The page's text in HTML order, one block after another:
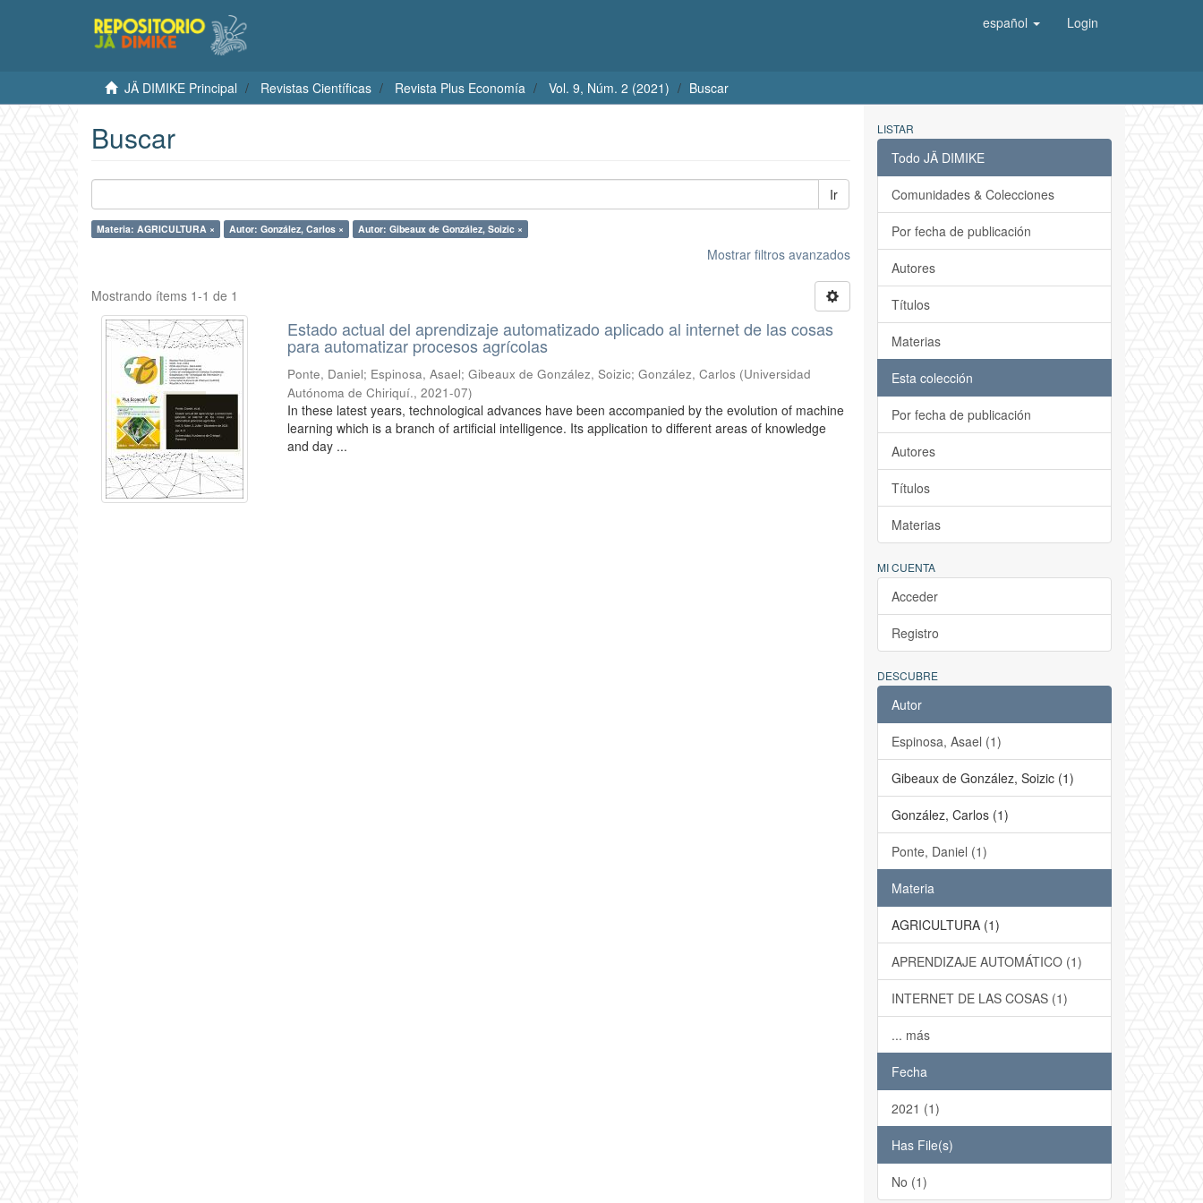
español Login
JÄ DIMIKE Principal Revistas Científicas Revista Plus Economía Vol. 9, Núm. 2 (2021) Buscar
Buscar
Ir
Materia: AGRICULTURA × Autor: González, Carlos × Autor: Gibeaux de González, Soizic ×
Mostrar filtros avanzados
Mostrando ítems 1-1 de 1
Estado actual del aprendizaje automatizado aplicado al internet de las cosas
para automatizar procesos agrícolas
Ponte, Daniel; Espinosa, Asael;Gibeaux de González, Soizic;González, Carlos (Universidad
Autónoma de Chiriquí.,2021-07)
In these latest years, technological advances have been accompanied by the evolution of machine
learning which is a branch of artificial intelligence. Its application to different areas of knowledge
and day ...
LISTAR
Todo JÄ DIMIKE
Comunidades & Colecciones
Por fecha de publicación
Autores
Títulos
Materias
Esta colección
Por fecha de publicación
Autores
Títulos
Materias
MI CUENTA
Acceder
Registro
DESCUBRE
Autor
Espinosa, Asael (1)
Gibeaux de González, Soizic (1)
González, Carlos (1)
Ponte, Daniel (1)
Materia
AGRICULTURA (1)
APRENDIZAJE AUTOMÁTICO (1)
INTERNET DE LAS COSAS (1)
... más
Fecha
2021 (1)
Has File(s)
No (1)